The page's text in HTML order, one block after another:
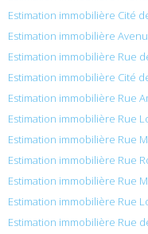
Estimation immobilière Cité
Estimation immobilière
Estimation immobilière Rue
Estimation immobilière Cité
Estimation immobilière Rue
Estimation immobilière Rue
Estimation immobilière Rue
Estimation immobilière Rue
Estimation immobilière Rue
Estimation immobilière Rue
Estimation immobilière Rue